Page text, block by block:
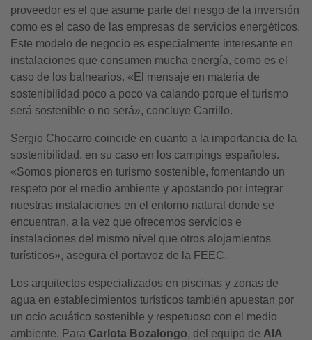
proveedor es el que asume parte del riesgo de la inversión
como es el caso de las empresas de servicios energéticos.
Este modelo de negocio es especialmente interesante en
instalaciones que consumen mucha energía, como es el
caso de los balnearios. «El mensaje en materia de
sostenibilidad poco a poco va calando porque el turismo
será sostenible o no será», concluye Carrillo.
Sergio Chocarro coincide en cuanto a la importancia de la
sostenibilidad, en su caso en los campings españoles.
«Somos pioneros en turismo sostenible, fomentando un
respeto por el medio ambiente y apostando por integrar
nuestras instalaciones en el entorno natural donde se
encuentran, a la vez que ofrecemos servicios e
instalaciones del mismo nivel que otros alojamientos
turísticos», asegura el portavoz de la FEEC.
Los arquitectos especializados en piscinas y zonas de
agua en establecimientos turísticos también apuestan por
un ocio acuático sostenible y respetuoso con el medio
ambiente. Para Carlota Bozalongo, del equipo de AIA